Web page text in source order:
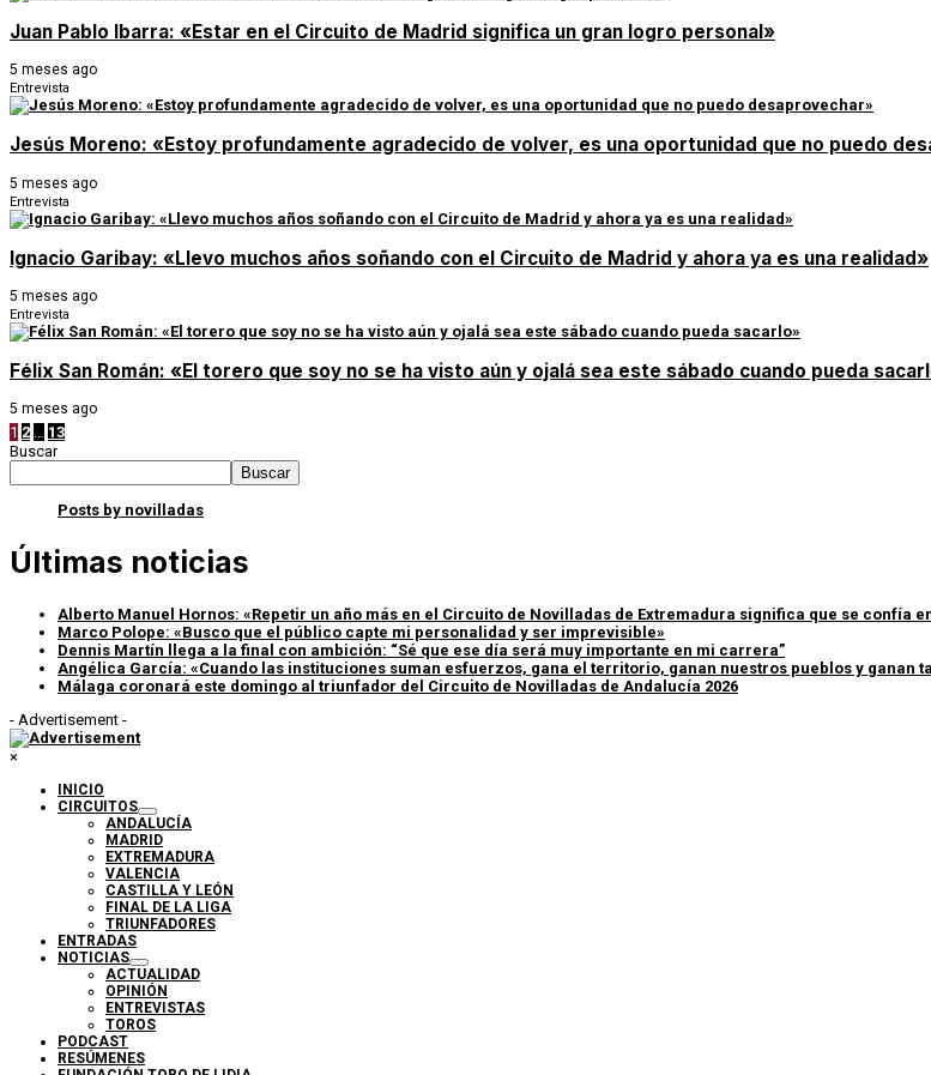
Juan Pablo Ibarra: «Estar en el Circuito de Madrid significa un gran logro personal»
5 meses ago
Entrevista
Jesús Moreno: «Estoy profundamente agradecido de volver, es una oportunidad que no puedo
5 meses ago
Entrevista
Ignacio Garibay: «Llevo muchos años soñando con el Circuito de Madrid y ahora ya es una realidad»
5 meses ago
Entrevista
Félix San Román: «El torero que soy no se ha visto aún y ojalá sea este sábado cuando pueda
5 meses ago
1 2 … 13
Buscar
Buscar
Posts by novilladas
Últimas noticias
Alberto Manuel Hornos: «Repetir un año más en el Circuito de Novilladas de Extremadura significa que se confía
Marco Polope: «Busco que el público capte mi personalidad y ser imprevisible»
Dennis Martín llega a la final con ambición: “Sé que ese día será muy importante en mi carrera”
Angélica García: «Cuando las instituciones suman esfuerzos, gana el territorio, ganan nuestros pueblos y ganan
Málaga coronará este domingo al triunfador del Circuito de Novilladas de Andalucía 2026
- Advertisement -
×
INICIO
CIRCUITOS
ANDALUCÍA
MADRID
EXTREMADURA
VALENCIA
CASTILLA Y LEÓN
FINAL DE LA LIGA
TRIUNFADORES
ENTRADAS
NOTICIAS
ACTUALIDAD
OPINIÓN
ENTREVISTAS
TOROS
PODCAST
RESÚMENES